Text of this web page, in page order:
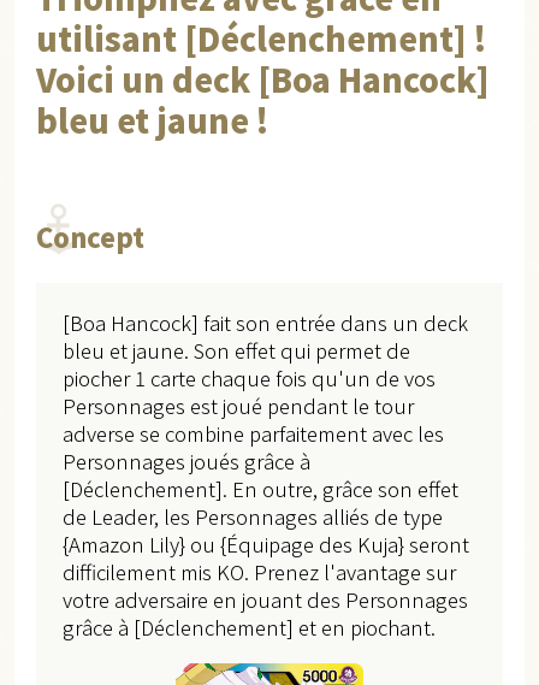
utilisant [Déclenchement] !
Voici un deck [Boa Hancock]
bleu et jaune !
Concept
[Boa Hancock] fait son entrée dans un deck
bleu et jaune. Son effet qui permet de
piocher 1 carte chaque fois qu'un de vos
Personnages est joué pendant le tour
adverse se combine parfaitement avec les
Personnages joués grâce à
[Déclenchement]. En outre, grâce son effet
de Leader, les Personnages alliés de type
{Amazon Lily} ou {Équipage des Kuja} seront
difficilement mis KO. Prenez l'avantage sur
votre adversaire en jouant des Personnages
grâce à [Déclenchement] et en piochant.